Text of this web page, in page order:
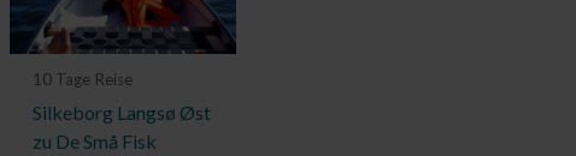
10 Tage Reise
Silkeborg Langsø Øst
zu De Små Fisk